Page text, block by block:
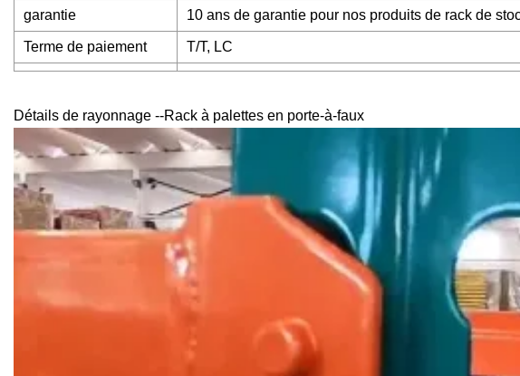
garantie 10 ans de garantie pour nos produits de rack de
Terme de paiement T/T, LC
Détails de rayonnage --Rack à palettes en porte-à-faux